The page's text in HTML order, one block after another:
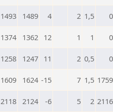
1493 1489 4 2 1,5 0
1374 1362 12 1 1 0
1258 1247 11 2 0,5 0
1609 1624 -15 7 1,5 1759
2118 2124 -6 5 2 2116